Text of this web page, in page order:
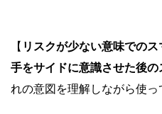
【 リスクが少ない意味でのス
手をサイドに意識させた後の
れの意図を理解しながら使っ